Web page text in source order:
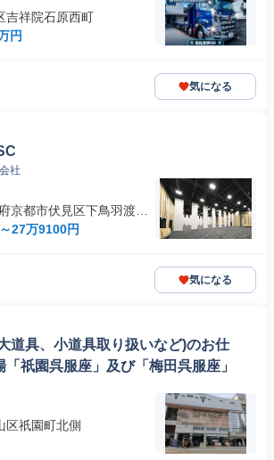
吉祥院石原西町
円
気になる
社
京都市伏見区下鳥羽渡瀬
27万9100円
気になる
道具、小道具取り扱いなど)のお仕
祇園呉服座」及び「梅田呉服座」
区祇園町北側